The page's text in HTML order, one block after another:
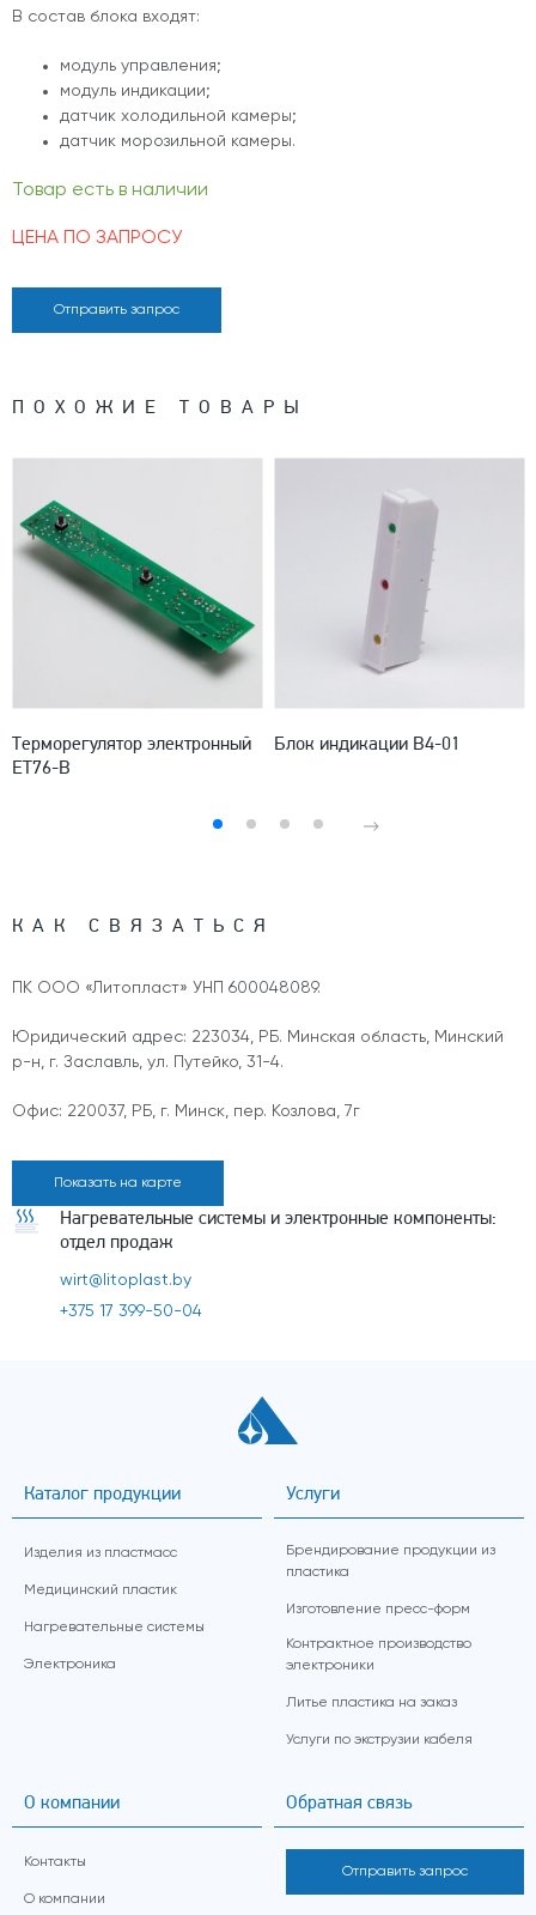
В состав блока входят:
модуль управления;
модуль индикации;
датчик холодильной камеры;
датчик морозильной камеры.
Товар есть в наличии
ЦЕНА ПО ЗАПРОСУ
Отправить запрос
ПОХОЖИЕ ТОВАРЫ
Терморегулятор электронный
ЕТ76-В
Блок индикации В4-01
КАК СВЯЗАТЬСЯ
ПК ООО «Литопласт» УНП 600048089.
Юридический адрес: 223034, РБ. Минская область, Минский
р-н, г. Заславль, ул. Путейко, 31-4.
Офис: 220037, РБ, г. Минск, пер. Козлова, 7г
Показать на карте
Нагревательные системы и электронные компоненты:
отдел продаж
wirt@litoplast.by
+375 17 399-50-04
Каталог продукции
Изделия из пластмасс
Медицинский пластик
Нагревательные системы
Электроника
Услуги
Брендирование продукции из
пластика
Изготовление пресс-форм
Контрактное производство
электроники
Литье пластика на заказ
Услуги по экструзии кабеля
О компании
Контакты
О компании
Обратная связь
Отправить запрос